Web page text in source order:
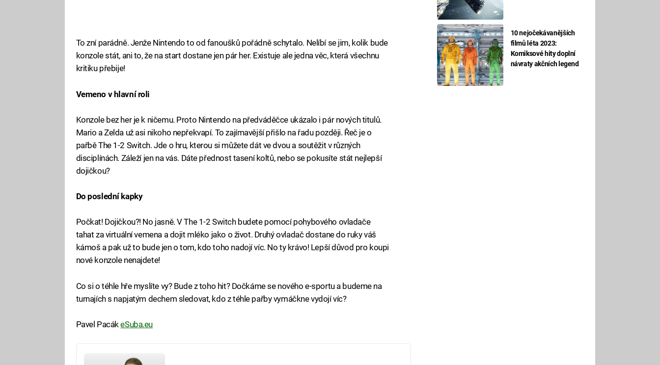
10 nejočekávanějších
filmů léta 2023:
Komiksové hity doplní
návraty akčních legend
To zní parádně. Jenže Nintendo to od fanoušků pořádně schytalo. Nelíbí se jim, kolik bude
konzole stát, ani to, že na start dostane jen pár her. Existuje ale jedna věc, která všechnu
kritiku přebije!
Vemeno v hlavní roli
Konzole bez her je k ničemu. Proto Nintendo na předváděčce ukázalo i pár nových titulů.
Mario a Zelda už asi nikoho nepřekvapí. To zajímavější přišlo na řadu později. Řeč je o
pařbě The 1-2 Switch. Jde o hru, kterou si můžete dát ve dvou a soutěžit v různých
disciplínách. Záleží jen na vás. Dáte přednost tasení koltů, nebo se pokusíte stát nejlepší
dojičkou?
Do poslední kapky
Počkat! Dojičkou?! No jasně. V The 1-2 Switch budete pomocí pohybového ovladače
tahat za virtuální vemena a dojit mléko jako o život. Druhý ovladač dostane do ruky váš
kámoš a pak už to bude jen o tom, kdo toho nadojí víc. No ty krávo! Lepší důvod pro koupi
nové konzole nenajdete!
Co si o téhle hře myslíte vy? Bude z toho hit? Dočkáme se nového e-sportu a budeme na
turnajích s napjatým dechem sledovat, kdo z téhle pařby vymáčkne vydojí víc?
Pavel PacákeSuba.eu